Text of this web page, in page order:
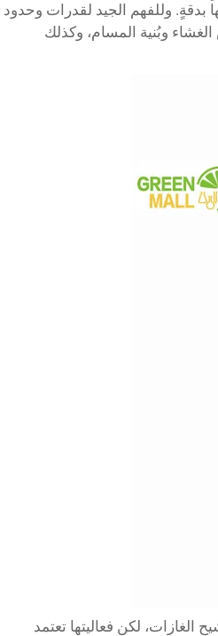
بدقةٍ. وللفهم الجيد لقدرات وحدود
وبُنية المسام، وكذلك
لكن فعاليتها تعتمد